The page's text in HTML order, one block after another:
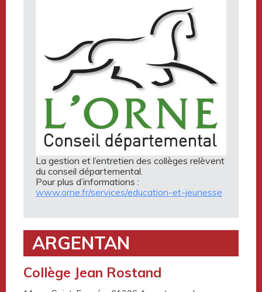
La gestion et l’entretien des collèges relèvent
du conseil départemental.
Pour plus d’informations :
www.orne.fr/services/education-et-jeunesse
ARGENTAN
Collège Jean Rostand